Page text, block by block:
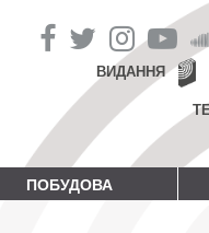
ВИДАННЯ
ПОБУДОВА